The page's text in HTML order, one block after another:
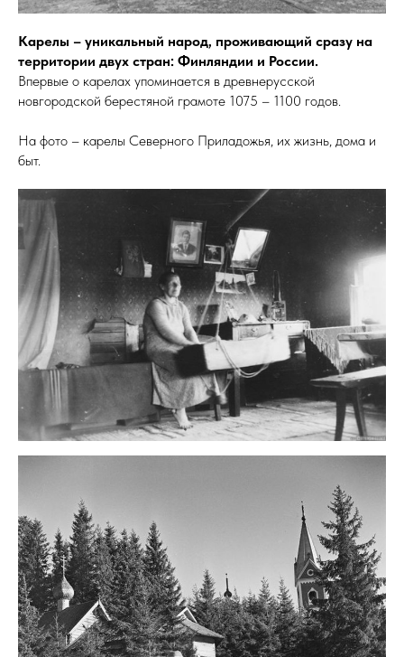
Карелы – уникальный народ, проживающий сразу на
территории двух стран: Финляндии и России.
Впервые о карелах упоминается в древнерусской
новгородской берестяной грамоте 1075 – 1100 годов.
На фото – карелы Северного Приладожья, их жизнь, дома и
быт.